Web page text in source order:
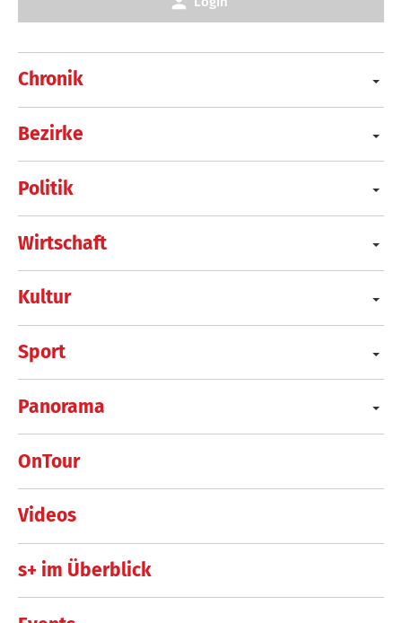
Chronik
Bezirke
Politik
Wirtschaft
Kultur
Sport
Panorama
OnTour
Videos
s+ im Überblick